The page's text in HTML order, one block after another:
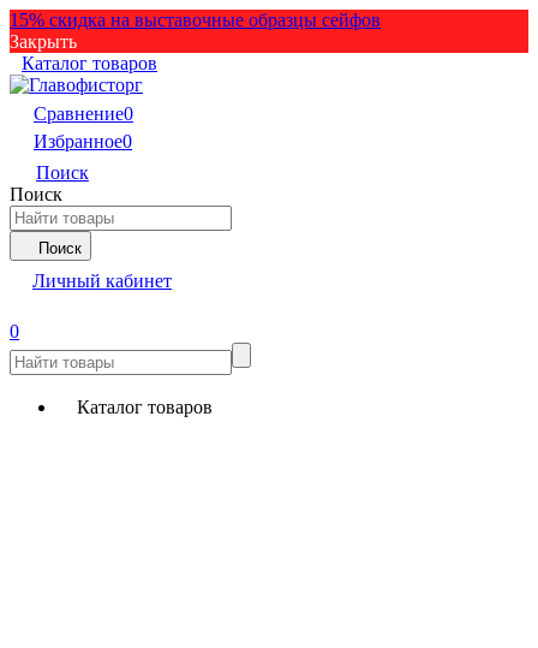
15% скидка на выставочные образцы сейфов
Закрыть
Каталог товаров
Сравнение0
Избранное0
Поиск
Поиск
Поиск
Личный кабинет
0
Каталог товаров